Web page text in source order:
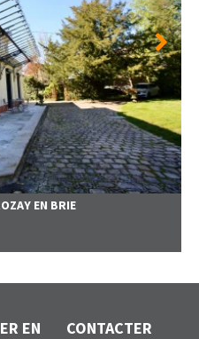
EN BRIE
EN
CONTACTER